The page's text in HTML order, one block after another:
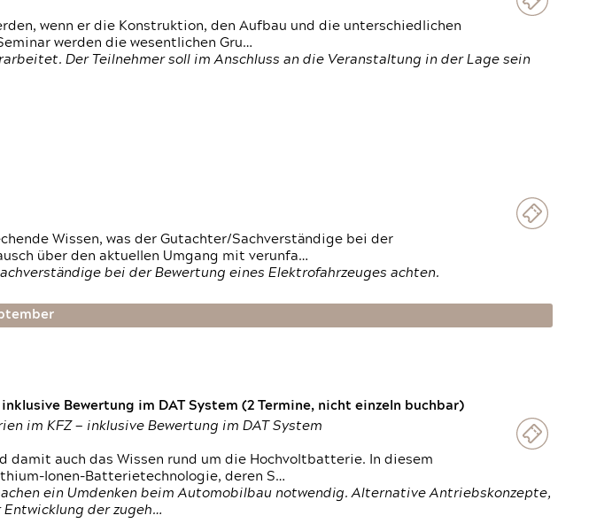
wenn er die Konstruktion, den Aufbau und die unterschiedlichen
werden die wesentlichen Gru…
Der Teilnehmer soll im Anschluss an die Veranstaltung in der Lage sein
Wissen, was der Gutachter/Sachverständige bei der
über den aktuellen Umgang mit verunfa…
bei der Bewertung eines Elektrofahrzeuges achten.
Bewertung im DAT System (2 Termine, nicht einzeln buchbar)
im KFZ — inklusive Bewertung im DAT System
damit auch das Wissen rund um die Hochvoltbatterie. In diesem
Ionen-Batterietechnologie, deren S…
ein Umdenken beim Automobilbau notwendig. Alternative Antriebskonzepte,
der zugeh…